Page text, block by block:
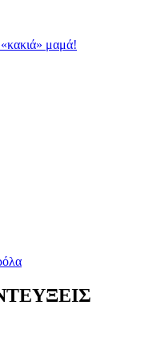
«κακιά» μαμά!